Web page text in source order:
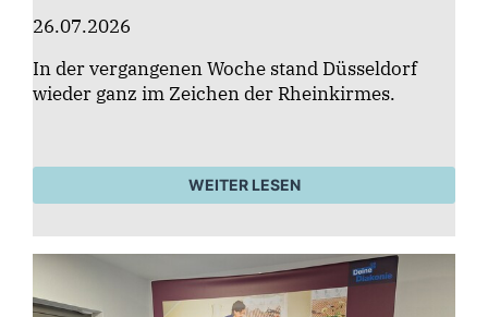
26.07.2026
In der vergangenen Woche stand Düsseldorf
wieder ganz im Zeichen der Rheinkirmes.
WEITER LESEN